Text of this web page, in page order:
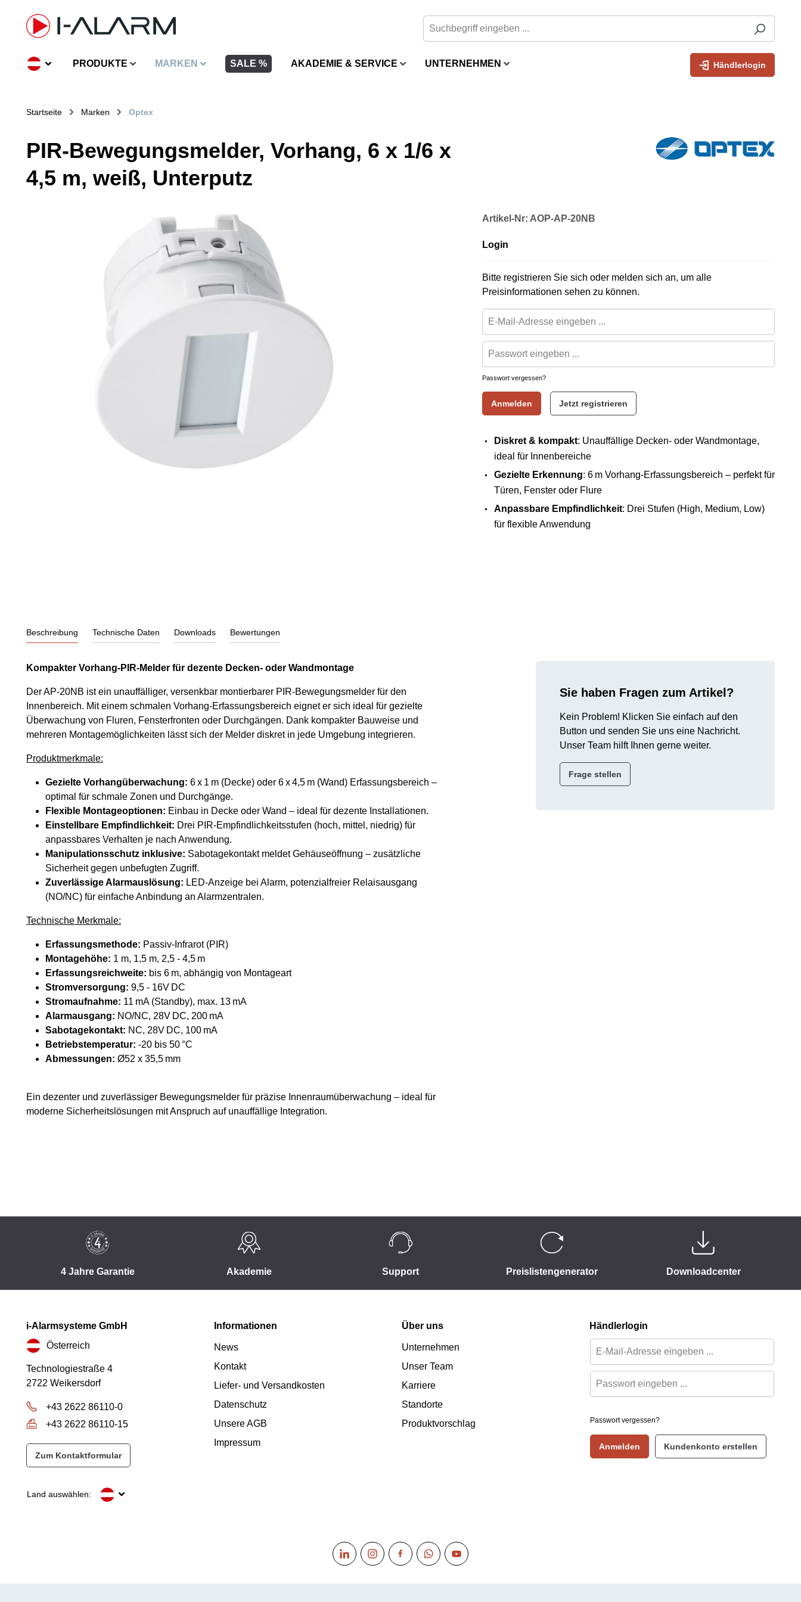
springen
PRODUKTE MARKEN SALE % AKADEMIE & SERVICE UNTERNEHMEN Händlerlogin
Startseite Marken Optex
PIR-Bewegungsmelder, Vorhang, 6 x 1/6 x
4,5 m, weiß, Unterputz
Artikel-Nr: AOP-AP-20NB
Login
Bitte registrieren Sie sich oder melden sich an, um alle
Preisinformationen sehen zu können.
Passwort vergessen?
Anmelden Jetzt registrieren
Diskret & kompakt: Unauffällige Decken- oder Wandmontage,
ideal für Innenbereiche
Gezielte Erkennung: 6 m Vorhang-Erfassungsbereich – perfekt für
Türen, Fenster oder Flure
Anpassbare Empfindlichkeit: Drei Stufen (High, Medium, Low)
für flexible Anwendung
Beschreibung Technische Daten Downloads Bewertungen
Kompakter Vorhang-PIR-Melder für dezente Decken- oder Wandmontage
Der AP-20NB ist ein unauffälliger, versenkbar montierbarer PIR-Bewegungsmelder für den
Innenbereich. Mit einem schmalen Vorhang-Erfassungsbereich eignet er sich ideal für gezielte
Überwachung von Fluren, Fensterfronten oder Durchgängen. Dank kompakter Bauweise und
mehreren Montagemöglichkeiten lässt sich der Melder diskret in jede Umgebung integrieren.
Produktmerkmale:
Gezielte Vorhangüberwachung: 6 x 1 m (Decke) oder 6 x 4,5 m (Wand) Erfassungsbereich –
optimal für schmale Zonen und Durchgänge.
Flexible Montageoptionen: Einbau in Decke oder Wand – ideal für dezente Installationen.
Einstellbare Empfindlichkeit: Drei PIR-Empfindlichkeitsstufen (hoch, mittel, niedrig) für
anpassbares Verhalten je nach Anwendung.
Manipulationsschutz inklusive: Sabotagekontakt meldet Gehäuseöffnung – zusätzliche
Sicherheit gegen unbefugten Zugriff.
Zuverlässige Alarmauslösung: LED-Anzeige bei Alarm, potenzialfreier Relaisausgang
(NO/NC) für einfache Anbindung an Alarmzentralen.
Technische Merkmale:
Erfassungsmethode: Passiv-Infrarot (PIR)
Montagehöhe: 1 m, 1,5 m, 2,5 - 4,5 m
Erfassungsreichweite: bis 6 m, abhängig von Montageart
Stromversorgung: 9,5 - 16V DC
Stromaufnahme: 11 mA (Standby), max. 13 mA
Alarmausgang: NO/NC, 28V DC, 200 mA
Sabotagekontakt: NC, 28V DC, 100 mA
Betriebstemperatur: -20 bis 50 °C
Abmessungen: Ø52 x 35,5 mm
Ein dezenter und zuverlässiger Bewegungsmelder für präzise Innenraumüberwachung – ideal für
moderne Sicherheitslösungen mit Anspruch auf unauffällige Integration.
Sie haben Fragen zum Artikel?
Kein Problem! Klicken Sie einfach auf den
Button und senden Sie uns eine Nachricht.
Unser Team hilft Ihnen gerne weiter.
Frage stellen
4 Jahre Garantie Akademie Support Preislistengenerator Downloadcenter
i-Alarmsysteme GmbH
Österreich
Technologiestraße 4
2722 Weikersdorf
+43 2622 86110-0
+43 2622 86110-15
Zum Kontaktformular
Land auswählen:
Informationen
News
Kontakt
Liefer- und Versandkosten
Datenschutz
Unsere AGB
Impressum
Über uns
Unternehmen
Unser Team
Karriere
Standorte
Produktvorschlag
Händlerlogin
Passwort vergessen?
Anmelden Kundenkonto erstellen